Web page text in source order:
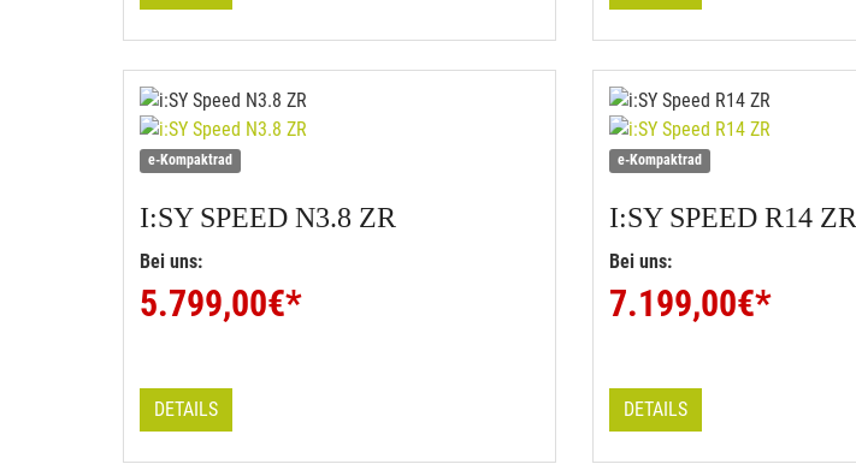
e-Kompaktrad
I:SYSPEED N3.8 ZR
Bei uns:
5.799,00€*
DETAILS
e-Kompaktrad
I:SYSPEED R14 ZR
Bei uns:
7.199,00€*
DETAILS